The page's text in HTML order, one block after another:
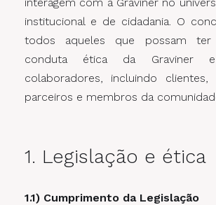
institucional e de cidadania. O
todos aqueles que possam ter
conduta ética da Graviner
colaboradores, incluindo clientes,
parceiros e membros da
1. Legislação e ética
1.1) Cumprimento da Legislação